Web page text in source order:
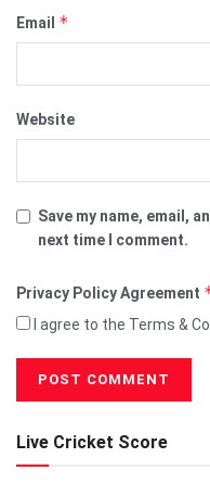
Email *
Website
Save my name, email,
next time I comment.
Privacy Policy Agreement
I agree to the Terms &
Live Cricket Score